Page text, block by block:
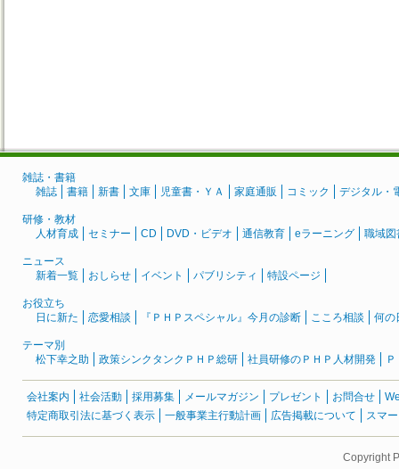
雑誌・書籍
雑誌
書籍 新書 文庫 児童書・ＹＡ 家庭通販 コミック デジタル・
研修・教材
人材育成
セミナー CD DVD・ビデオ 通信教育 eラーニング 職域図
ニュース
新着一覧
おしらせ イベント パブリシティ 特設ページ
お役立ち
日に新た
恋愛相談 『ＰＨＰスペシャル』今月の診断 こころ相談 何の
テーマ別
松下幸之助
政策シンクタンクＰＨＰ総研 社員研修のＰＨＰ人材開発
会社案内 社会活動 採用募集 メールマガジン プレゼント お問合せ
特定商取引法に基づく表示
一般事業主行動計画 広告掲載について スマ
Copyright